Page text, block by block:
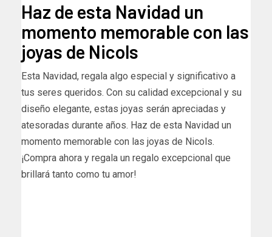
Haz de esta Navidad un
momento memorable con las
joyas de Nicols
Esta Navidad, regala algo especial y significativo a
tus seres queridos. Con su calidad excepcional y su
diseño elegante, estas joyas serán apreciadas y
atesoradas durante años. Haz de esta Navidad un
momento memorable con las joyas de Nicols.
¡Compra ahora y regala un regalo excepcional que
brillará tanto como tu amor!